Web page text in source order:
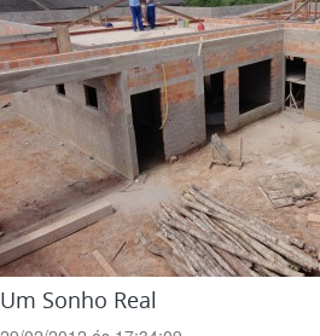
Um Sonho Real